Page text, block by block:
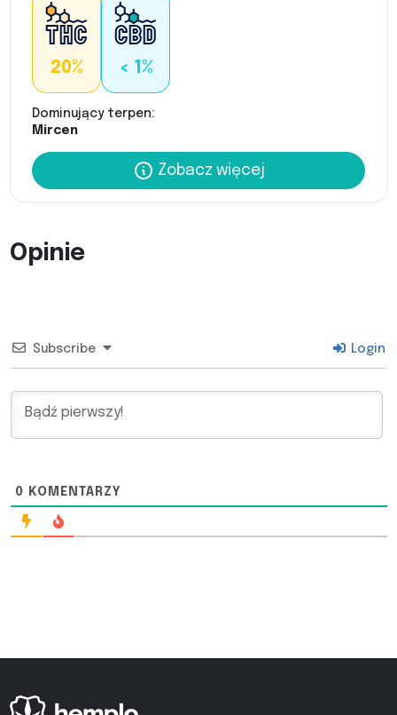
20% < 1%
Dominujący terpen:
Mircen
Zobacz więcej
Opinie
Subscribe Login
0 KOMENTARZY